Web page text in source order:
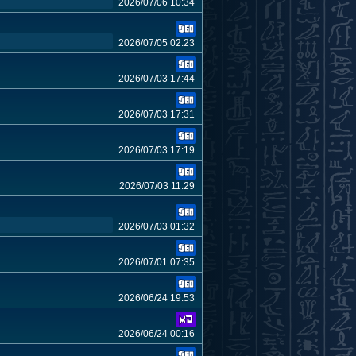
2026/07/06 10:34
2026/07/05 02:23
2026/07/03 17:44
2026/07/03 17:31
2026/07/03 17:19
2026/07/03 11:29
2026/07/03 01:32
2026/07/01 07:35
2026/06/24 19:53
2026/06/24 00:16